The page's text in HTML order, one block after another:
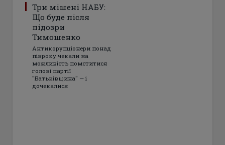
Три мішені НАБУ:
Що буде після
підозри
Тимошенко
Антикорупціонери понад
півроку чекали на
можливість помститися
голові партії
"Батьківщина" — і
дочекалися